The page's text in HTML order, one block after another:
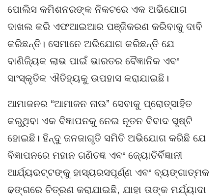
ପୋଲିସ କମିଶନରଙ୍କ ନିକଟରେ ଏକ ଅଭିଯୋଗ
ଦାଖଲ କରି ଏଫଆଇଆର ପଞ୍ଜିକରଣ କରିବାକୁ ଦାବି
କରିଛନ୍ତି। ସେମାନେ ଅଭିଯୋଗ କରିଛନ୍ତି ଯେ
ବାଣିଜ୍ୟିକ ଲାଭ ପାଇଁ ଭାରତର ବୈଜ୍ଞାନିକ ଏବଂ
ସାଂସ୍କୃତିକ ଐତିହ୍ୟକୁ ଉପହାସ କରାଯାଇଛି।
ଆମାଜନର “ଆମାଜନ ନାଊ” ସେବାକୁ ପ୍ରୋତ୍ସାହିତ
କରୁଥିବା ଏକ ବିଜ୍ଞାପନକୁ ନେଇ ନୂତନ ବିବାଦ ସୃଷ୍ଟି
ହୋଇଛି। ହିନ୍ଦୁ ଜନଜାଗୃତି ସମିତି ଅଭିଯୋଗ କରିଛି ଯେ
ବିଜ୍ଞାପନରେ ମହାନ ଗଣିତଜ୍ଞ ଏବଂ ଜ୍ୟୋତିର୍ବିଜ୍ଞାନୀ
ଆର୍ଯ୍ୟଭଟ୍ଟଙ୍କୁ ହାସ୍ୟରସପୂର୍ଣ୍ଣ ଏବଂ ବ୍ୟଙ୍ଗାତ୍ମକ
ଢଙ୍ଗରେ ଚିତ୍ରଣ କରାଯାଇଛି, ଯାହା ତାଙ୍କ ମର୍ଯ୍ୟାଦା